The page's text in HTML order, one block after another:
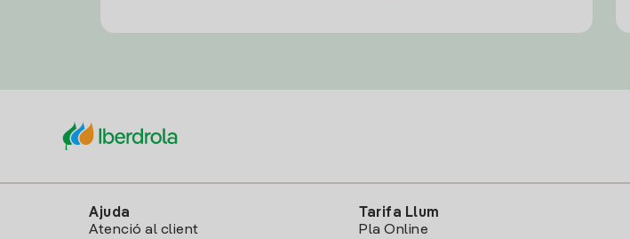
Ajuda
Atenció al client
Tarifa Llum
Pla Online